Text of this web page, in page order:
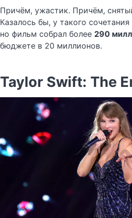
Причём, ужастик. Причём,
Казалось бы, у такого
но фильм собрал более 290
бюджете в 20 миллионов.
Taylor Swift: The